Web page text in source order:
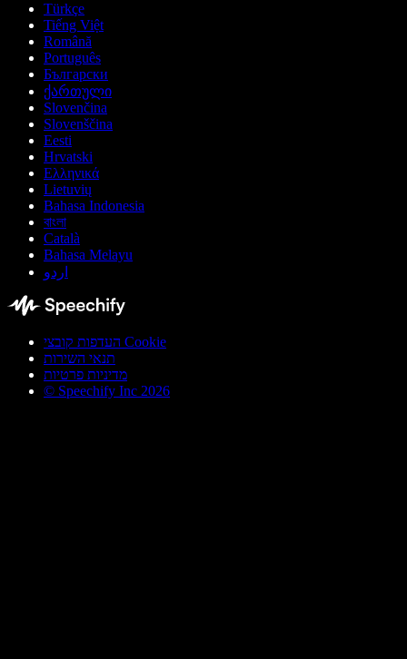
Türkçe
Tiếng Việt
Română
Português
Български
ქართული
Slovenčina
Slovenščina
Eesti
Hrvatski
Ελληνικά
Lietuvių
Bahasa Indonesia
বাংলা
Català
Bahasa Melayu
اردو
העדפות קובצי Cookie
תנאי השירות
מדיניות פרטיות
© Speechify Inc 2026